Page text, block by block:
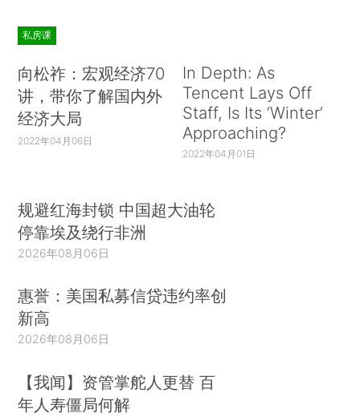
私房课
向松祚：宏观经济70
讲，带你了解国内外
经济大局
2022年04月06日
In Depth: As
Tencent Lays Off
Staff, Is Its ‘Winter’
Approaching?
2022年04月01日
规避红海封锁 中国超大油轮
停靠埃及绕行非洲
2026年08月06日
惠誉：美国私募信贷违约率创
新高
2026年08月06日
【我闻】资管掌舵人更替 百
年人寿僵局何解